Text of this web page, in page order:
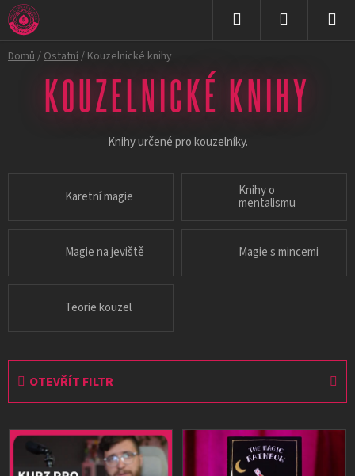
Přejít
na
obsah
Domů/Ostatní/ Kouzelnické knihy
KOUZELNICKÉ KNIHY
Knihy určené pro kouzelníky.
Karetní magie Knihy o
mentalismu
Magie na jeviště Magie s mincemi
Teorie kouzel
OTEVŘÍT FILTR
V
ý